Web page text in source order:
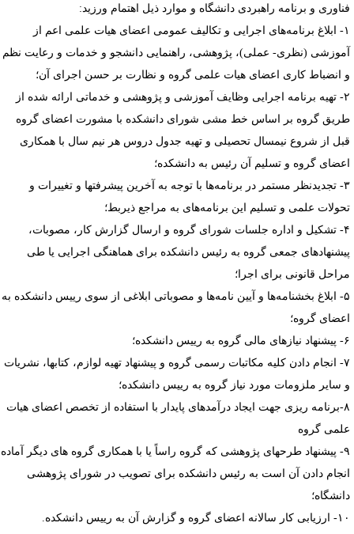
و برنامه راهبردی دانشگاه و موارد ذیل اهتمام ورزید:
۱- ابلاغ برنامه‌های اجرایی و تکالیف عمومی اعضای هیات علمی اعم از
(نظری- عملی)، پژوهشی، راهنمایی دانشجو و خدمات و رعایت نظم
انضباط کاری اعضای هیات علمی گروه و نظارت بر حسن اجرای آن؛
۲- تهیه برنامه اجرایی وظایف آموزشی و پژوهشی و خدماتی ارائه شده از
گروه بر اساس خط مشی شورای دانشکده با مشورت اعضای گروه
از شروع نیمسال تحصیلی و تهیه جدول دروس هر نیم سال با همکاری
گروه و تسلیم آن رئیس به دانشکده؛
۳- تجدیدنظر مستمر در برنامه‌ها با توجه به آخرین پیشرفتها و تغییرات و
علمی و تسلیم این برنامه‌های به مراجع ذیربط؛
۴- تشکیل و اداره جلسات شورای گروه و ارسال گزارش کار، مصوبات،
جمعی گروه به رئیس دانشکده برای هماهنگی اجرایی یا طی
قانونی برای اجرا؛
۵- ابلاغ بخشنامه‌ها و آیین ‌نامه‌ها و مصوباتی ابلاغی از سوی رییس دانشکده به
گروه؛
۷- انجام دادن کلیه مکاتبات رسمی گروه و پیشنهاد تهیه لوازم، کتابها، نشریات
سایر ملزومات مورد نیاز گروه به رییس دانشکده؛
۸-برنامه ریزی جهت ایجاد درآمدهای پایدار با استفاده از تخصص اعضای هیات
گروه
۹- پیشنهاد طرحهای پژوهشی که گروه راساً یا با همکاری گروه ‌های دیگر آماده
دادن آن است به رئیس دانشکده برای تصویب در شورای پژوهشی
و گزارش آن به رییس دانشکده.